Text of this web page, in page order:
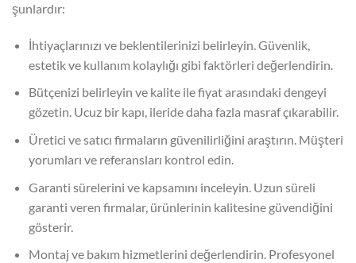
şunlardır:
İhtiyaçlarınızı ve beklentilerinizi belirleyin. Güvenlik,
estetik ve kullanım kolaylığı gibi faktörleri değerlendirin.
Bütçenizi belirleyin ve kalite ile fiyat arasındaki dengeyi
gözetin. Ucuz bir kapı, ileride daha fazla masraf çıkarabilir.
Üretici ve satıcı firmaların güvenilirliğini araştırın. Müşteri
yorumları ve referansları kontrol edin.
Garanti sürelerini ve kapsamını inceleyin. Uzun süreli
garanti veren firmalar, ürünlerinin kalitesine güvendiğini
gösterir.
Montaj ve bakım hizmetlerini değerlendirin. Profesyonel